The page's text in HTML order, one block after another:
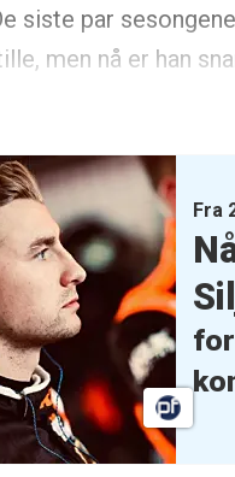
siste par
men nå er han
Fra